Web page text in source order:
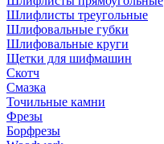
Шлифлисты треугольные
Шлифовальные губки
Шлифовальные круги
Щетки для шифмашин
Скотч
Смазка
Точильные камни
Фрезы
Борфрезы